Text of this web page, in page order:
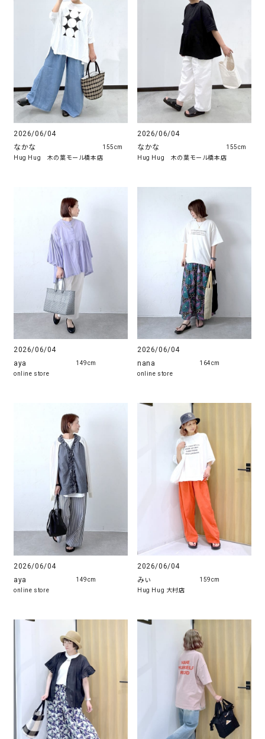
2026/06/04
なかな
Hug Hug 木の葉モール橋本店
155cm
2026/06/04
なかな
Hug Hug 木の葉モール橋本店
155cm
2026/06/04
aya
online store
149cm
2026/06/04
nana
online store
164cm
2026/06/04
aya
online store
149cm
2026/06/04
みぃ
Hug Hug 大村店
159cm